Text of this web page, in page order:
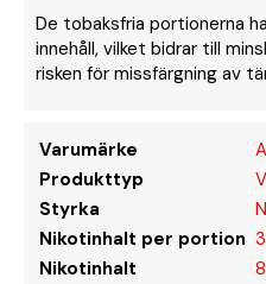
De tobaksfria portionerna
innehåll, vilket bidrar till
risken för missfärgning av
Varumärke
Produkttyp
Styrka
Nikotinhalt per portion
Nikotinhalt